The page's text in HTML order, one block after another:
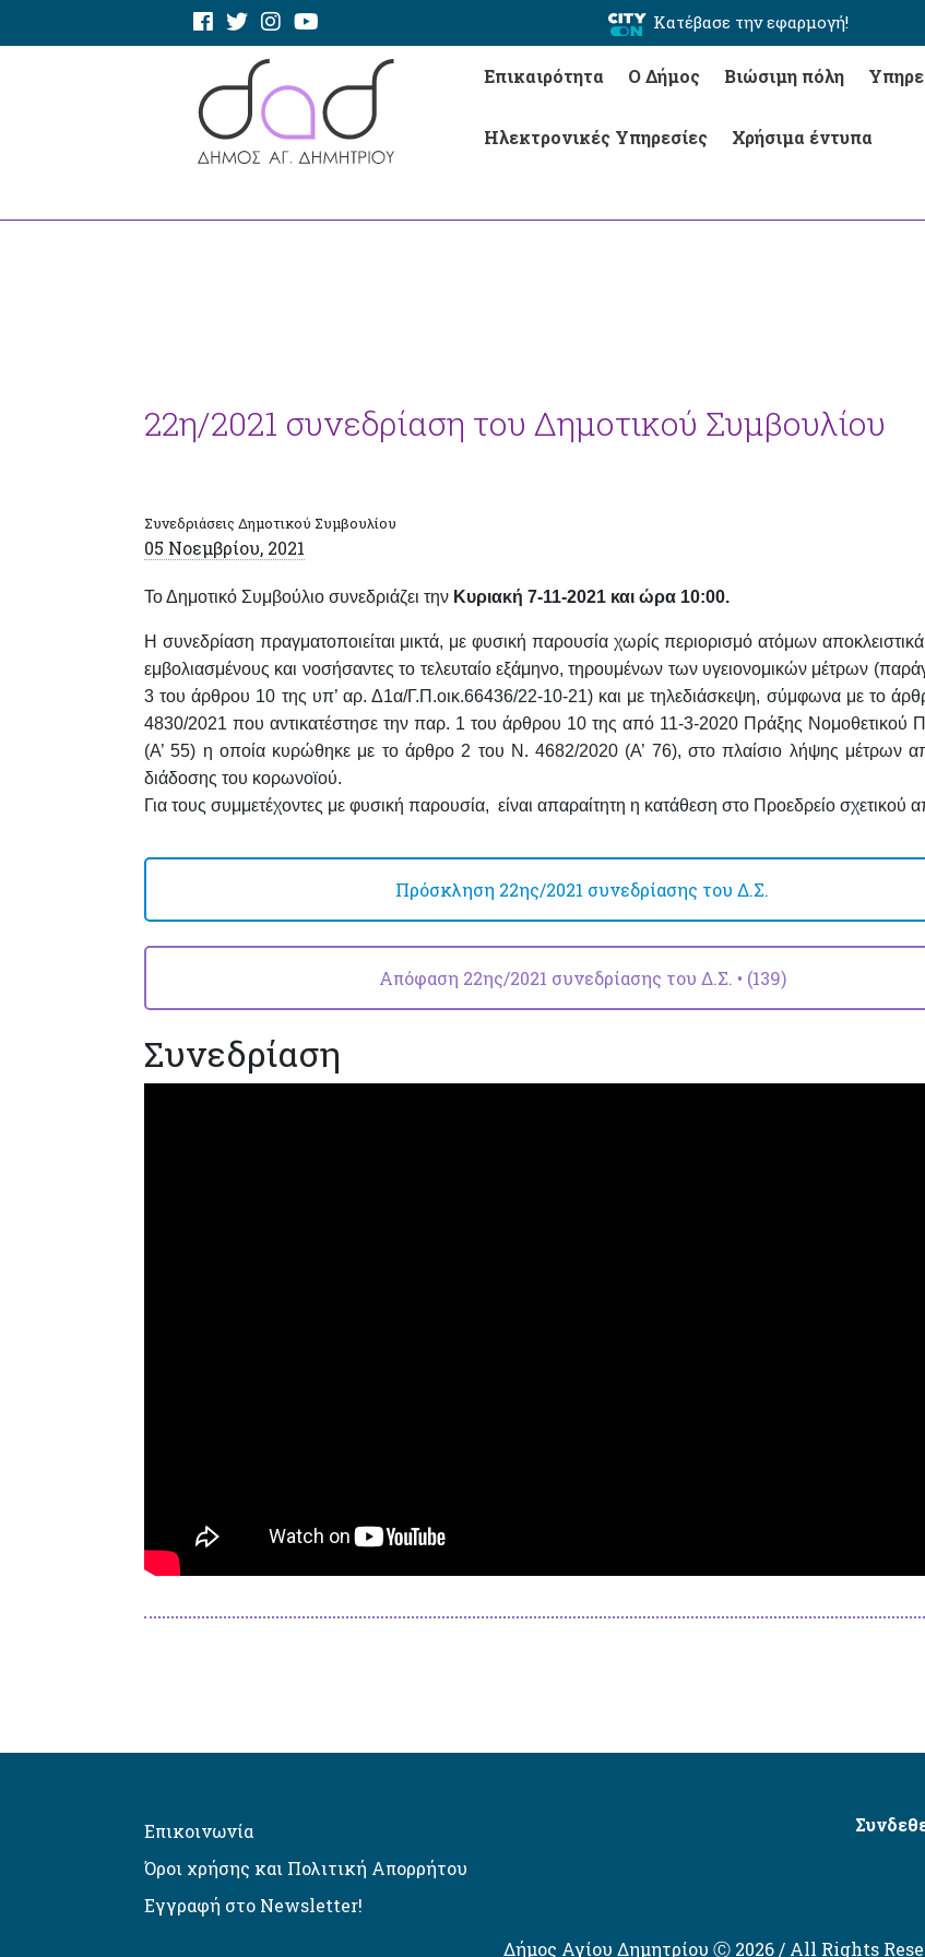
Κατέβασε την εφαρμογή!
Επικαιρότητα Ο Δήμος Βιώσιμη πόλη
Ηλεκτρονικές Υπηρεσίες Χρήσιμα έντυπα
22η/2021 συνεδρίαση του Δημοτικού Συμβουλίου
Συνεδριάσεις Δημοτικού Συμβουλίου
05 Νοεμβρίου, 2021
Το Δημοτικό Συμβούλιο συνεδριάζει την Κυριακή 7-11-2021 και ώρα 10:00.
Η συνεδρίαση πραγματοποιείται μικτά, με φυσική παρουσία χωρίς περιορισμό ατόμων
εμβολιασμένους και νοσήσαντες το τελευταίο εξάμηνο, τηρουμένων των υγειονομικών μέτρων
3 του άρθρου 10 της υπ’ αρ. Δ1α/Γ.Π.οικ.66436/22-10-21) και με τηλεδιάσκεψη, σύμφωνα με το
4830/2021 που αντικατέστησε την παρ. 1 του άρθρου 10 της από 11-3-2020 Πράξης Νομοθετικού
(Α’ 55) η οποία κυρώθηκε με το άρθρο 2 του Ν. 4682/2020 (Α’ 76), στο πλαίσιο λήψης μέτρων
διάδοσης του κορωνοϊού.
Για τους συμμετέχοντες με φυσική παρουσία, είναι απαραίτητη η κατάθεση στο Προεδρείο σχετικού
Πρόσκληση 22ης/2021 συνεδρίασης του Δ.Σ.
Απόφαση 22ης/2021 συνεδρίασης του Δ.Σ. • (139)
Συνεδρίαση
Επικοινωνία
Όροι χρήσης και Πολιτική Απορρήτου
Εγγραφή στο Newsletter!
Δήμος Αγίου Δημητρίου Ⓒ 2026 / All Rights